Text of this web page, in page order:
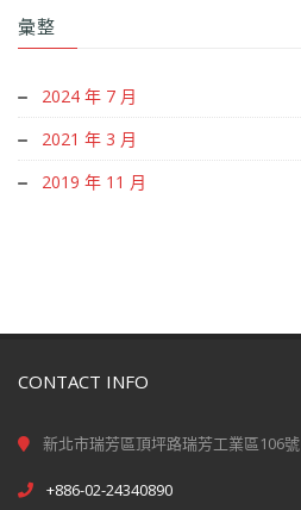
彙整
2024 年 7 月
2021 年 3 月
2019 年 11 月
CONTACT INFO
新北市瑞芳區頂坪路瑞芳工業區106號
+886-02-24340890